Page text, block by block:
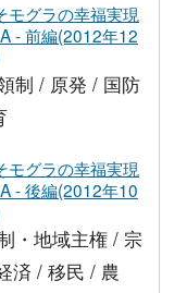
モグラの幸福実現
- 前編(2012年12
制 / 原発 / 国防
モグラの幸福実現
- 後編(2012年10
・地域主権 / 宗
済 / 移民 / 農